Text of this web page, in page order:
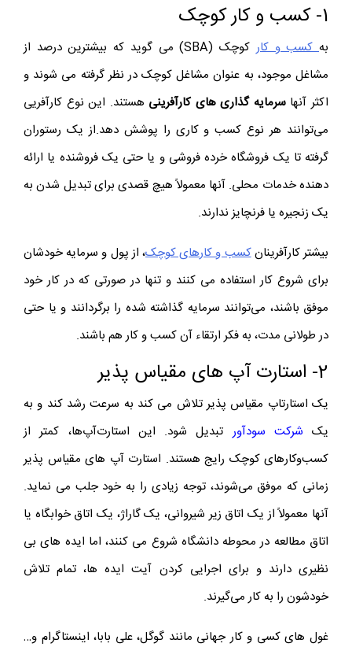
1- کسب و کار کوچک
بهکسب و کار
کوچک (SBA) می گوید که بیشترین درصد از
مشاغل موجود، به عنوان مشاغل کوچک در نظر گرفته می شوند و
اکثر آنهاسرمایه گذاری های کارآفرینی هستند. این نوع کارآفریی
می‌توانند هر نوع کسب و کاری را پوشش دهد.از یک رستوران
گرفته تا یک فروشگاه خرده فروشی و یا حتی یک فروشنده یا ارائه
دهنده خدمات محلی. آنها معمولاً هیچ قصدی برای تبدیل شدن به
یک زنجیره یا فرنچایز ندارند.
بیشتر کارآفرینانکسب و کارهای کوچک، از پول و سرمایه خودشان
برای شروع کار استفاده می کنند و تنها در صورتی که در کار خود
موفق باشند، می‌توانند سرمایه گذاشته شده را برگردانند و یا حتی
در طولانی مدت، به فکر ارتقاء آن کسب و کار هم باشند.
2- استارت آپ های مقیاس پذیر
یک استارتاپ مقیاس پذیر تلاش می کند به سرعت رشد کند و به
یک شرکت سودآورتبدیل شود. این استارت‌آپ‌ها، کمتر از
کسب‌وکارهای کوچک رایج هستند. استارت آپ های مقیاس پذیر
زمانی که موفق می‌شوند، توجه زیادی را به خود جلب می نماید.
آنها معمولاً از یک اتاق زیر شیروانی، یک گاراژ، یک اتاق خوابگاه یا
اتاق مطالعه در محوطه دانشگاه شروع می کنند، اما ایده های بی
نظیری دارند و برای اجرایی کردن آیت ایده ها، تمام تلاش
خودشون را به کار می‌گیرند.
غول های کسی و کار جهانی مانند گوگل، علی بابا، اینستاگرام و…